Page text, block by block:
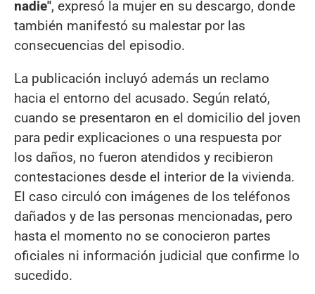
nadie", expresó la mujer en su descargo, donde
también manifestó su malestar por las
consecuencias del episodio.
La publicación incluyó además un reclamo
hacia el entorno del acusado. Según relató,
cuando se presentaron en el domicilio del joven
para pedir explicaciones o una respuesta por
los daños, no fueron atendidos y recibieron
contestaciones desde el interior de la vivienda.
El caso circuló con imágenes de los teléfonos
dañados y de las personas mencionadas, pero
hasta el momento no se conocieron partes
oficiales ni información judicial que confirme lo
sucedido.